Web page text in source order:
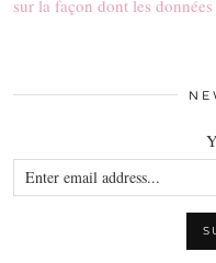
sur la façon dont les